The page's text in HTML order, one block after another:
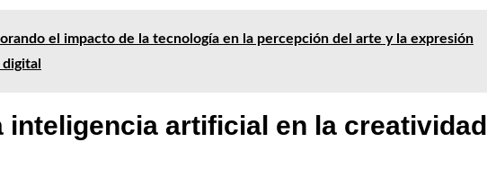
el impacto de la tecnología en la percepción del arte y la expresión
inteligencia artificial en la creatividad